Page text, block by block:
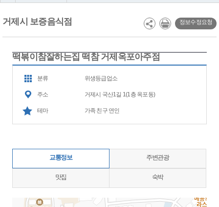
거제시 보증음식점 정보수정요청
떡볶이참잘하는집 떡참 거제옥포아주점
분류 위생등급업소
주소 거제시 국산1길 1(1층 옥포동)
테마 가족 친구 연인
교통정보 주변관광
맛집 숙박
지도삽입 (가로100%)